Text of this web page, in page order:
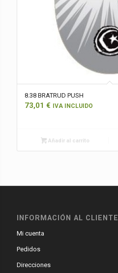
8.38 BRATRUD PUSH
73,01 € IVA INCLUIDO
Añadir al carrito
INFORMACIÓN AL CLIENTE
Mi cuenta
Pedidos
Direcciones